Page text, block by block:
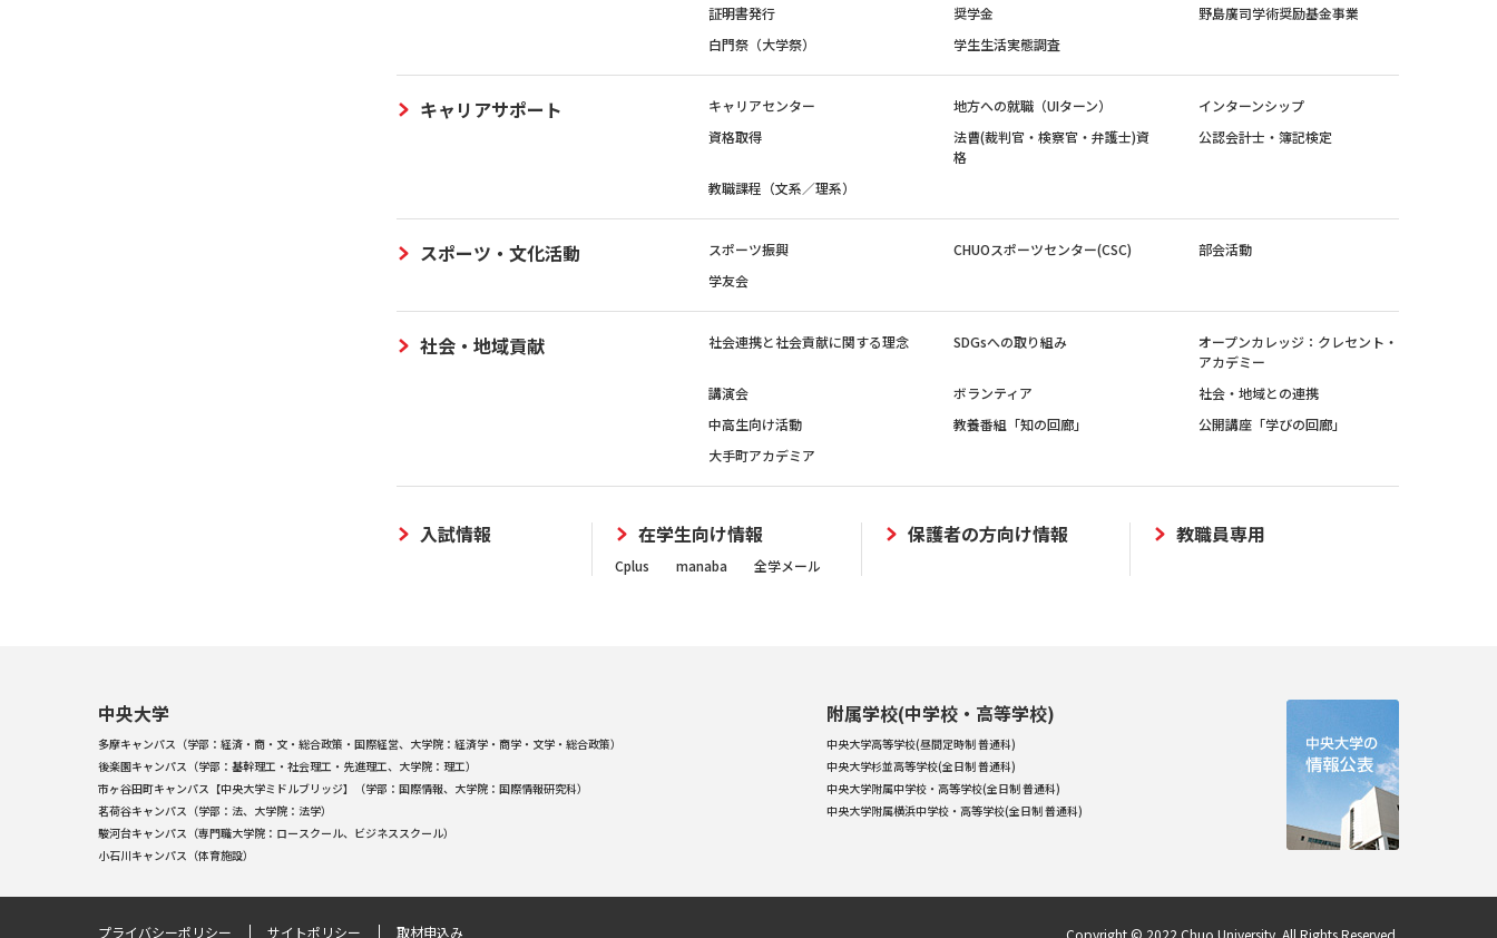
証明書発行
奨学金
野島廣司学術奨励基金事業
白門祭（大学祭）
学生生活実態調査
キャリアサポート キャリアセンター 地方への就職（UIターン）
インターンシップ
資格取得
法曹(裁判官・検察官・弁護士)資
格
公認会計士・簿記検定
教職課程（文系／理系）
スポーツ・文化活動 スポーツ振興 CHUOスポーツセンター(CSC)
部会活動
学友会
社会・地域貢献 社会連携と社会貢献に関する理念 SDGsへの取り組み
オープンカレッジ：クレセント・
アカデミー
講演会
ボランティア
社会・地域との連携
中高生向け活動
教養番組「知の回廊」
公開講座「学びの回廊」
大手町アカデミア
入試情報 在学生向け情報
Cplus manaba 全学メール
保護者の方向け情報 教職員専用
中央大学
多摩キャンパス（学部：経済・商・文・総合政策・国際経営、大学院：経済学・商学・文学・総合政策）
後楽園キャンパス（学部：基幹理工・社会理工・先進理工、大学院：理工）
市ヶ谷田町キャンパス【中央大学ミドルブリッジ】（学部：国際情報、大学院：国際情報研究科）
茗荷谷キャンパス（学部：法、大学院：法学）
駿河台キャンパス（専門職大学院：ロースクール、ビジネススクール）
小石川キャンパス（体育施設）
附属学校(中学校・高等学校)
中央大学高等学校(昼間定時制 普通科)
中央大学杉並高等学校(全日制 普通科)
中央大学附属中学校・高等学校(全日制 普通科)
中央大学附属横浜中学校・高等学校(全日制 普通科)
プライバシーポリシー サイトポリシー 取材申込み Copyright © 2022 Chuo University. All Rights Reserved.